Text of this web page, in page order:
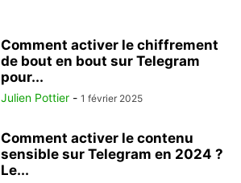
Comment activer le chiffrement
de bout en bout sur Telegram
pour...
Julien Pottier - 1 février 2025
Comment activer le contenu
sensible sur Telegram en 2024 ?
Le...